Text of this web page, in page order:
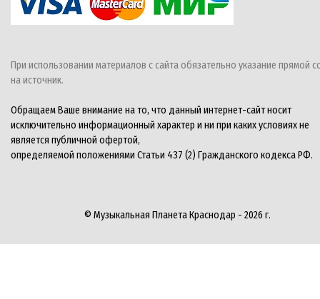
При использовании материалов с сайта обязательно указание прямой
на источник.
Обращаем Ваше внимание на то, что данный интернет-сайт носит
исключительно информационный характер и ни при каких условиях не
является публичной офертой,
определяемой положениями Статьи 437 (2) Гражданского кодекса РФ.
© Музыкальная Планета Краснодар - 2026 г.